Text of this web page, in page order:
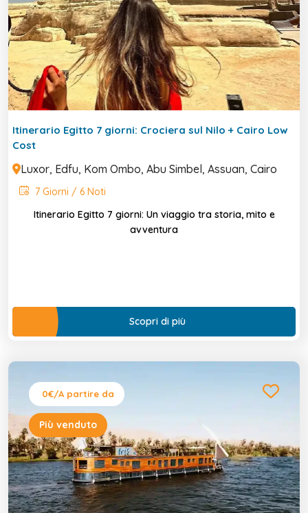
Itinerario Egitto 7 giorni: Crociera sul Nilo + Cairo Low
Cost
Luxor, Edfu, Kom Ombo, Abu Simbel, Assuan, Cairo
7 Giorni / 6 Noti
Itinerario Egitto 7 giorni: Un viaggio tra storia, mito e
avventura
Scopri di più
0€/A partire da
Più venduto